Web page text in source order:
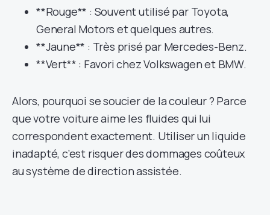
**Rouge** : Souvent utilisé par Toyota,
General Motors et quelques autres.
**Jaune** : Très prisé par Mercedes-Benz.
**Vert** : Favori chez Volkswagen et BMW.
Alors, pourquoi se soucier de la couleur ? Parce
que votre voiture aime les fluides qui lui
correspondent exactement. Utiliser un liquide
inadapté, c’est risquer des dommages coûteux
au système de direction assistée.